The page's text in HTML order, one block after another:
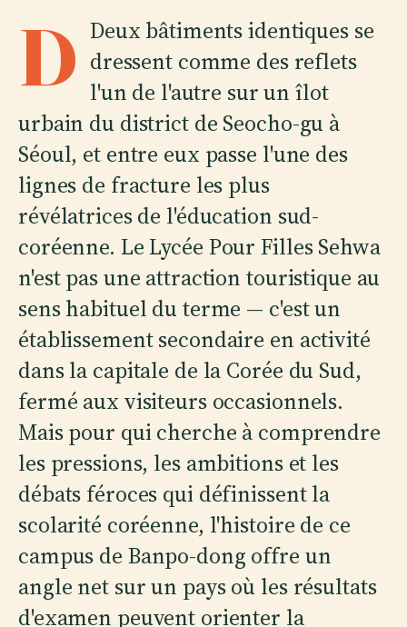
D Deux bâtiments identiques se
dressent comme des reflets
l'un de l'autre sur un îlot
urbain du district de Seocho-gu à
Séoul, et entre eux passe l'une des
lignes de fracture les plus
révélatrices de l'éducation sud-
coréenne. Le Lycée Pour Filles Sehwa
n'est pas une attraction touristique au
sens habituel du terme — c'est un
établissement secondaire en activité
dans la capitale de la Corée du Sud,
fermé aux visiteurs occasionnels.
Mais pour qui cherche à comprendre
les pressions, les ambitions et les
débats féroces qui définissent la
scolarité coréenne, l'histoire de ce
campus de Banpo-dong offre un
angle net sur un pays où les résultats
d'examen peuvent orienter la